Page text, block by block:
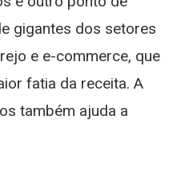
gigantes dos setores
e e-commerce, que
fatia da receita. A
também ajuda a